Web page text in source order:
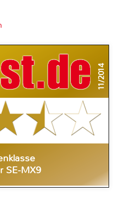
11/2014
SE-MX9